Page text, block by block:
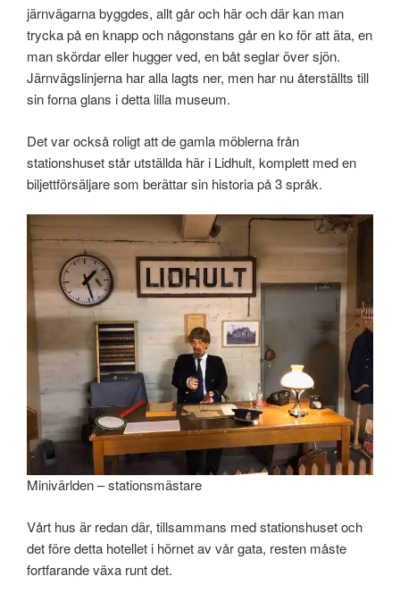
järnvägarna byggdes, allt går och här och där kan man
trycka på en knapp och någonstans går en ko för att äta, en
man skördar eller hugger ved, en båt seglar över sjön.
Järnvägslinjerna har alla lagts ner, men har nu återställts till
sin forna glans i detta lilla museum.
Det var också roligt att de gamla möblerna från
stationshuset står utställda här i Lidhult, komplett med en
biljettförsäljare som berättar sin historia på 3 språk.
Minivärlden – stationsmästare
Vårt hus är redan där, tillsammans med stationshuset och
det före detta hotellet i hörnet av vår gata, resten måste
fortfarande växa runt det.